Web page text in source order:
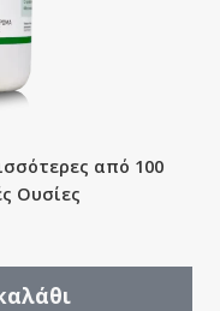
από 100
Ουσίες